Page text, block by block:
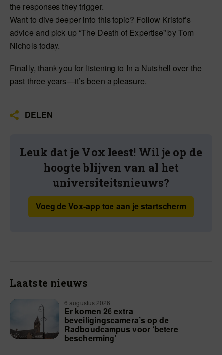
the responses they trigger.
Want to dive deeper into this topic? Follow Kristof’s
advice and pick up “The Death of Expertise” by Tom
Nichols today.
Finally, thank you for listening to In a Nutshell over the
past three years—it’s been a pleasure.
DELEN
Leuk dat je Vox leest! Wil je op de
hoogte blijven van al het
universiteitsnieuws?
Voeg de Vox-app toe aan je startscherm
Laatste nieuws
6 augustus 2026
Er komen 26 extra
beveiligingscamera’s op de
Radboudcampus voor ‘betere
bescherming’